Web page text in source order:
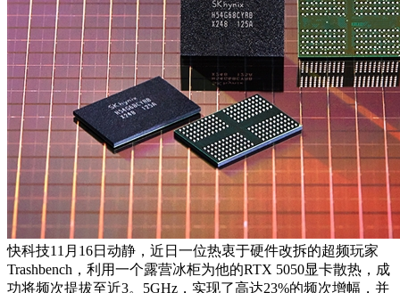
快科技11月16日动静，近日一位热衷于硬件改拆的超频玩家
Trashbench，利用一个露营冰柜为他的RTX 5050显卡散热，成
功将频次提拔至近3。5GHz，实现了高达23%的频次增幅，并